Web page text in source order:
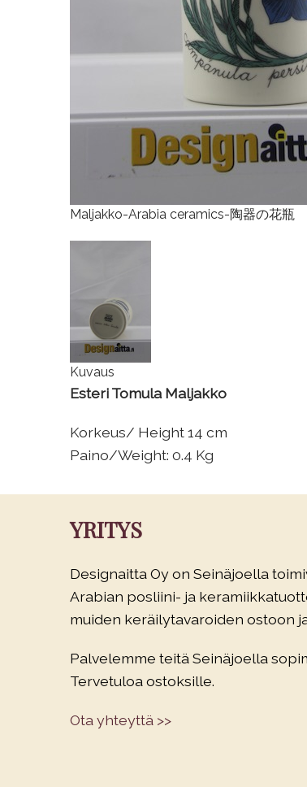
Maljakko-Arabia ceramics-陶器の花瓶
Kuvaus
Esteri Tomula Maljakko
Korkeus/ Height 14 cm
Paino/Weight: 0.4 Kg
YRITYS
Designaitta Oy on Seinäjoella
Arabian posliini- ja
muiden keräilytavaroiden ostoon
Palvelemme teitä Seinäjoella
Tervetuloa ostoksille.
Ota yhteyttä >>